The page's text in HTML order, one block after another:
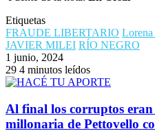
Etiquetas
FRAUDE LIBERTARIO
JAVIER MILEI RÍO NEGRO
1 junio, 2024
29 4 minutos leídos
Al final los corruptos
millonaria de Pettovello